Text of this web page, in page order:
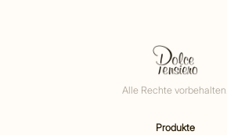
Alle Rechte vorbehalten.
Produkte